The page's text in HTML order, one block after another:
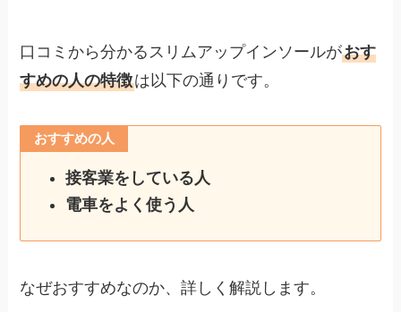
口コミから分かるスリムアップインソールがおす
すめの人の特徴は以下の通りです。
おすすめの人
接客業をしている人
電車をよく使う人
なぜおすすめなのか、詳しく解説します。